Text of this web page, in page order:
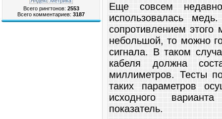
Всего рингтонов: 2553
Всего комментариев: 3187
Еще совсем
использовалась
сопротивлением
небольшой, то можно
сигнала. В таком
кабеля должна
миллиметров. Тесты
таких параметров
исходного
показатель.